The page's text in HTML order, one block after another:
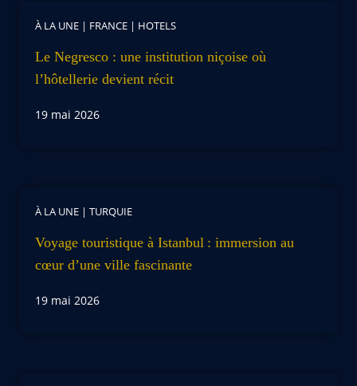
À LA UNE | FRANCE | HOTELS
Le Negresco : une institution niçoise où
l’hôtellerie devient récit
19 mai 2026
À LA UNE | TURQUIE
Voyage touristique à Istanbul : immersion au
cœur d’une ville fascinante
19 mai 2026